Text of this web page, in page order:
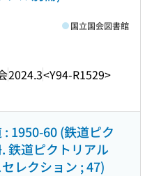
2024.3<Y94-R1529>
国立国会図書館
1950-60 (鉄道ピク
鉄道ピクトリアル
レクション ; 47)